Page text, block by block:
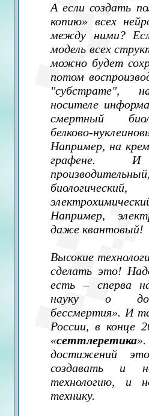
А если создать
копию» всех
между ними?
модель всех
можно будет
потом
"субстрате",
носителе
смертный
белково-
Например, на
графене.
Например,
даже квантовый!
Высокие
сделать это!
есть – сперва
науку о
бессмертия». И
России, в конце
«сеттлеретика
достижений
создавать и
технологию, и
технику.